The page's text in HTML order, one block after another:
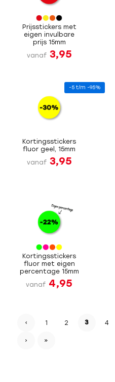
Prijsstickers met
eigen invulbare
prijs 15mm
vanaf 3,95
-5 t/m -95%
Kortingsstickers
fluor geel, 15mm
vanaf 3,95
Kortingsstickers
fluor met eigen
percentage 15mm
vanaf 4,95
‹ 1 2 3 4
› »